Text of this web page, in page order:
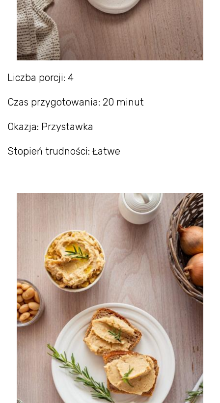
Liczba porcji: 4
Czas przygotowania: 20 minut
Okazja: Przystawka
Stopień trudności: Łatwe